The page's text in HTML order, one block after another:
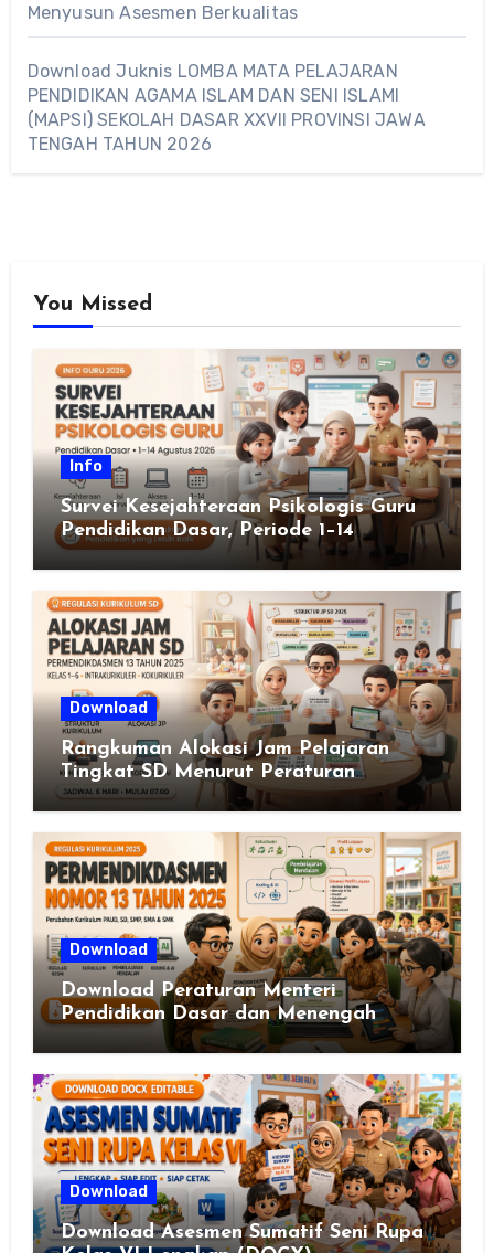
Menyusun Asesmen Berkualitas
Download Juknis LOMBA MATA PELAJARAN
PENDIDIKAN AGAMA ISLAM DAN SENI ISLAMI
(MAPSI) SEKOLAH DASAR XXVII PROVINSI JAWA
TENGAH TAHUN 2026
You Missed
Info
Survei Kesejahteraan Psikologis Guru
Pendidikan Dasar, Periode 1–14
Agustus 2026
Download
Rangkuman Alokasi Jam Pelajaran
Tingkat SD Menurut Peraturan
Menteri Pendidikan Dasar dan
Menengah Republik Indonesia Nomor
13 Tahun 2025
Download
Download Peraturan Menteri
Pendidikan Dasar dan Menengah
Republik Indonesia Nomor 13 Tahun
Download
Download Asesmen Sumatif Seni Rupa